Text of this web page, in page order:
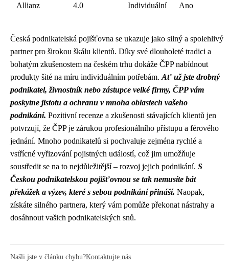
Allianz 4.0 Individuální Ano
Česká podnikatelská pojišťovna se ukazuje jako silný a spolehlivý
partner pro širokou škálu klientů. Díky své dlouholeté tradici a
bohatým zkušenostem na českém trhu dokáže ČPP nabídnout
produkty šité na míru individuálním potřebám. Ať už jste drobný
podnikatel, živnostník nebo zástupce velké firmy, ČPP vám
poskytne jistotu a ochranu v mnoha oblastech vašeho
podnikání. Pozitivní recenze a zkušenosti stávajících klientů jen
potvrzují, že ČPP je zárukou profesionálního přístupu a férového
jednání. Mnoho podnikatelů si pochvaluje zejména rychlé a
vstřícné vyřizování pojistných událostí, což jim umožňuje
soustředit se na to nejdůležitější – rozvoj jejich podnikání. S
Českou podnikatelskou pojišťovnou se tak nemusíte bát
překážek a výzev, které s sebou podnikání přináší. Naopak,
získáte silného partnera, který vám pomůže překonat nástrahy a
dosáhnout vašich podnikatelských snů.
Našli jste v článku chybu?Kontaktujte nás